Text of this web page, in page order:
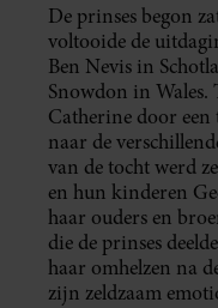
De prinses begon
voltooide de
Ben Nevis in
Snowdon in Wales.
Catherine door een
naar de
van de tocht werd
en hun kinderen
haar ouders en
die de prinses
haar omhelzen na
zijn zeldzaam